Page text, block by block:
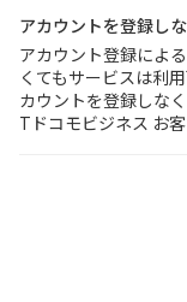
アカウントを登録し
アカウント登録によ
くてもサービスは利
カウントを登録しな
Tドコモビジネス お